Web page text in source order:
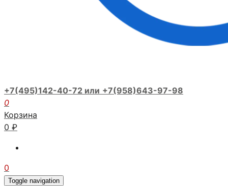
+7(495)142-40-72 или +7(958)643-97-98
0
Корзина
0 ₽
0
Toggle navigation